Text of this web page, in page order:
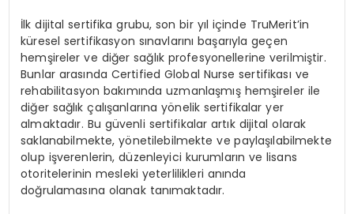
İlk dijital sertifika grubu, son bir yıl içinde TruMerit’in
küresel sertifikasyon sınavlarınıbaşarıyla geçen
hemşireler ve diğer sağlık profesyonellerine verilmiştir.
Bunlar arasında Certified Global Nurse sertifikası ve
rehabilitasyon bakımında uzmanlaşmış hemşireler ile
diğer sağlıkçalışanlarına yönelik sertifikalar yer
almaktadır. Bu güvenli sertifikalar artık dijital olarak
saklanabilmekte, yönetilebilmekte ve paylaşılabilmekte
olup işverenlerin, düzenleyici kurumların ve lisans
otoritelerinin mesleki yeterlilikleri anında
doğrulamasına olanak tanımaktadır.